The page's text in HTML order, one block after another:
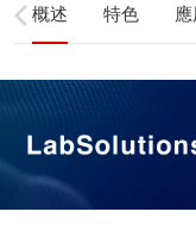
概述 特色